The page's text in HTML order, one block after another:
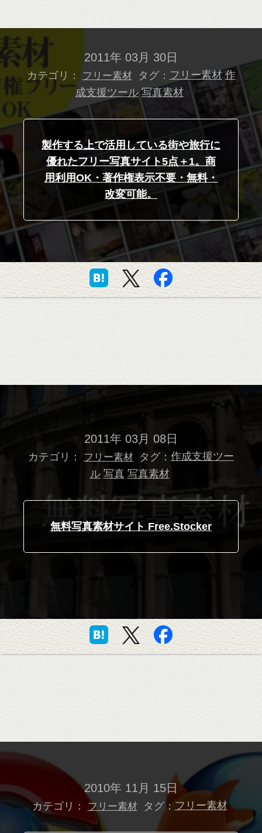
2011年 03月 30日
カテゴリ： フリー素材 タグ： フリー素材 作
成支援ツール 写真素材
製作する上で活用している街や旅行に
優れたフリー写真サイト5点＋1。商
用利用OK・著作権表示不要・無料・
改変可能。
2011年 03月 08日
カテゴリ： フリー素材 タグ： 作成支援ツー
ル 写真 写真素材
無料写真素材サイト Free.Stocker
2010年 11月 15日
カテゴリ： フリー素材 タグ： フリー素材